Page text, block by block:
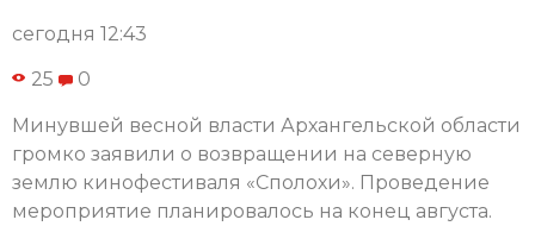
сегодня 12:43
25 0
Минувшей весной власти Архангельской области
громко заявили о возвращении на северную
землю кинофестиваля «Сполохи». Проведение
мероприятие планировалось на конец августа.